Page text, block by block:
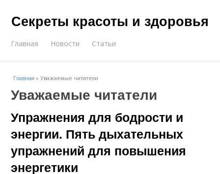
Секреты красоты и здоровья
Главная Новости Статьи
Главная »Уважаемые читатели
Уважаемые читатели
Упражнения для бодрости и
энергии. Пять дыхательных
упражнений для повышения
энергетики